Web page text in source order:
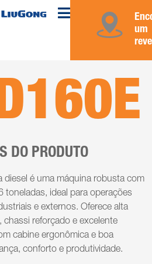
um
DO PRODUTO
diesel é uma máquina robusta com
toneladas, ideal para operações
e externos. Oferece alta
chassi reforçado e excelente
cabine ergonômica e boa
conforto e produtividade.